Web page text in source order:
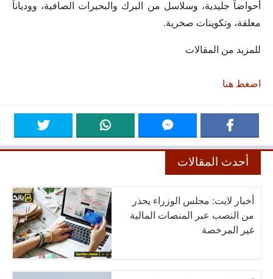
أحواضاً جليدية، وسلاسل من البرك والبحيرات الصافية، وودياناً
معلقة، وتكوينات صخرية.
للمزيد من المقالات
اضغط هنا
أحدث المقالات
أخبار لايت: مجلس الوزراء يحذر
من النصب عبر المنصات المالية
غير المرخصة